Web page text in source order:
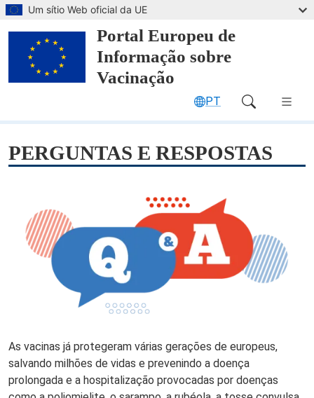
Saltar para o conteúdo principal
Um sítio Web oficial da UE
Portal Europeu de
Informação sobre
Vacinação
PT
Main Navigation (desktop)
PERGUNTAS E RESPOSTAS
As vacinas já protegeram várias gerações de europeus,
salvando milhões de vidas e prevenindo a doença
prolongada e a hospitalização provocadas por doenças